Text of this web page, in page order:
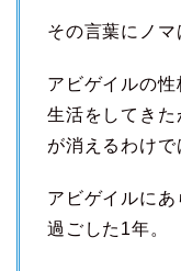
その言葉にノマ
アビゲイルの
生活をしてき
が消えるわけで
アビゲイルに
過ごした1年。